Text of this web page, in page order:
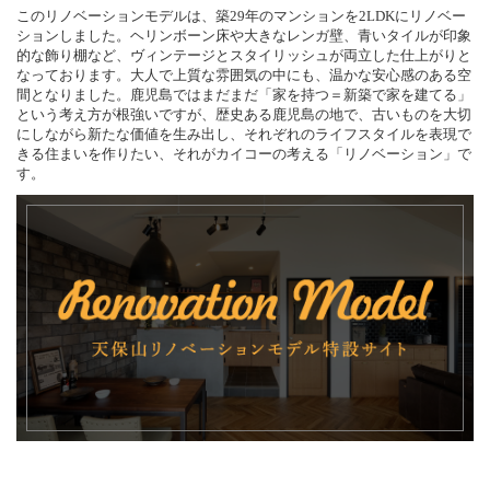
このリノベーションモデルは、築29年のマンションを2LDKにリノベー
ションしました。ヘリンボーン床や大きなレンガ壁、青いタイルが印象
的な飾り棚など、ヴィンテージとスタイリッシュが両立した仕上がりと
なっております。大人で上質な雰囲気の中にも、温かな安心感のある空
間となりました。鹿児島ではまだまだ「家を持つ＝新築で家を建てる」
という考え方が根強いですが、歴史ある鹿児島の地で、古いものを大切
にしながら新たな価値を生み出し、それぞれのライフスタイルを表現で
きる住まいを作りたい、それがカイコーの考える「リノベーション」で
す。